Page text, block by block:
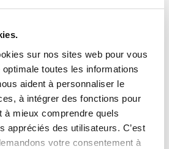
sur nos sites web pour vous
toutes les informations
aident à personnaliser le
à intégrer des fonctions pour
à mieux comprendre quels
appréciés des utilisateurs. C’est
votre consentement à
acoustique d'une fenêtre
Window Nova-line N 90+8
PVC
Télécharger la fiche produit
Demandes de descriptif pour appel